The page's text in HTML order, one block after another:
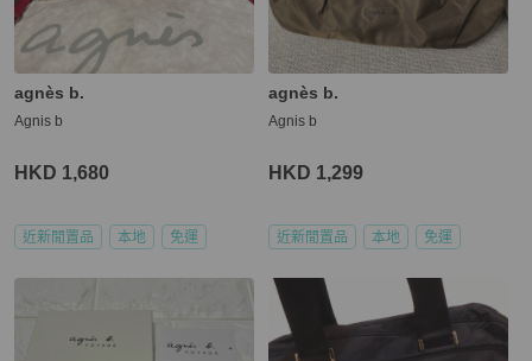
agnès b.
Agnis b
HKD 1,680
近新閒置品 本地 免運
agnès b.
Agnis b
HKD 1,299
近新閒置品 本地 免運